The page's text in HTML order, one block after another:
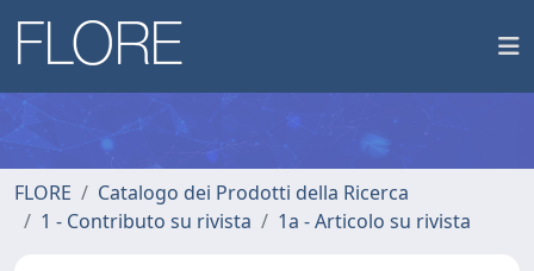
FLORE
Catalogo dei Prodotti della Ricerca
1 - Contributo su rivista
1a - Articolo su rivista